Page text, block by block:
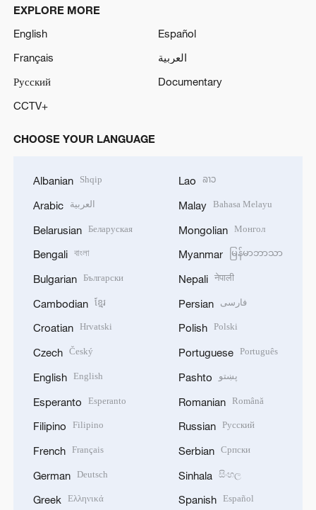
EXPLORE MORE
English
Español
Français
العربية
Русский
Documentary
CCTV+
CHOOSE YOUR LANGUAGE
Albanian Shqip
Arabic العربية
Belarusian Беларуская
Bengali বাংলা
Bulgarian Български
Cambodian ខ្មែរ
Croatian Hrvatski
Czech Český
English English
Esperanto Esperanto
Filipino Filipino
French Français
German Deutsch
Greek Ελληνικά
Lao ລາວ
Malay Bahasa Melayu
Mongolian Монгол
Myanmar မြန်မာဘာသာ
Nepali नेपाली
Persian فارسی
Polish Polski
Portuguese Português
Pashto پښتو
Romanian Română
Russian Русский
Serbian Српски
Sinhala සිංහල
Spanish Español